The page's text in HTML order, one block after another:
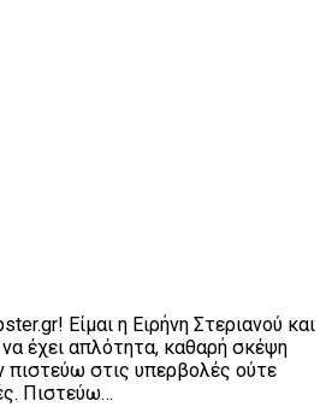
Είμαι η Ειρήνη Στεριανού και
έχει απλότητα, καθαρή σκέψη
πιστεύω στις υπερβολές ούτε
Πιστεύω…